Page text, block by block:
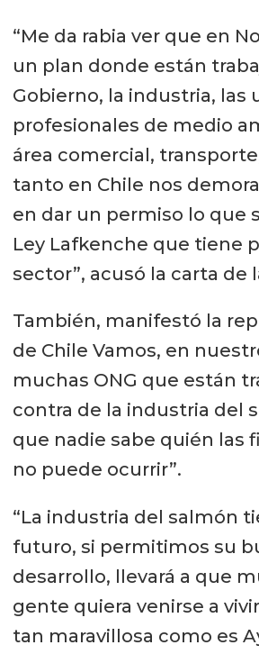
“Me da rabia ver que en
un plan donde están
Gobierno, la industria, las
profesionales de medio
área comercial,
tanto en Chile nos
en dar un permiso lo que
Ley Lafkenche que tiene
sector”, acusó la carta de
También, manifestó la
de Chile Vamos, en
muchas ONG que están
contra de la industria del
que nadie sabe quién las
no puede ocurrir”.
“La industria del salmón
futuro, si permitimos su
desarrollo, llevará a que
gente quiera venirse a
tan maravillosa como es